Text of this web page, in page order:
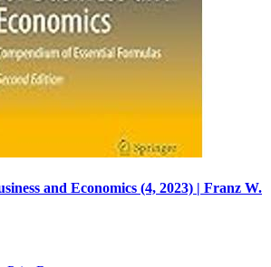
and Economics (4, 2023) | Franz W.